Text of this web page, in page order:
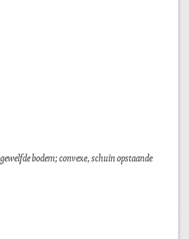
bodem; convexe, schuin opstaande